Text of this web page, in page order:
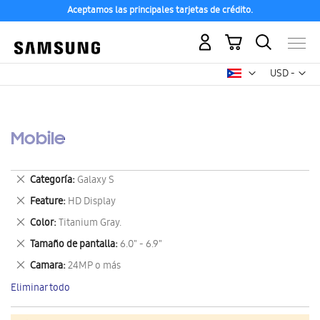
Aceptamos las principales tarjetas de crédito.
USD -
dólar
Mi carrito
Mobile
Categoría Galaxy S
Eliminar
este
artículo
Feature HD Display
Eliminar
este
artículo
Color Titanium Gray.
Eliminar
este
artículo
Tamaño de pantalla 6.0" - 6.9"
Eliminar
este
artículo
Camara 24MP o más
Eliminar
este
artículo
Eliminar todo